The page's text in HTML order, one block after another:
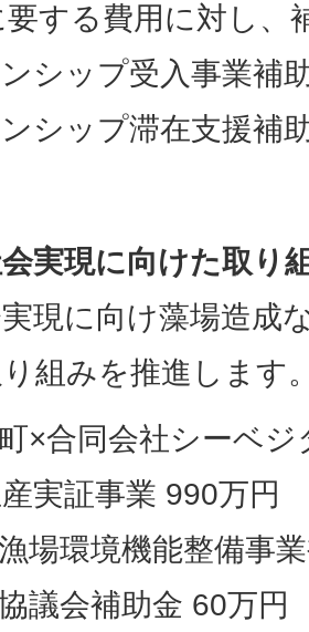
する費用に対し、
シップ受入事業補
シップ滞在支援補
会実現に向けた取り
現に向け藻場造成
組みを推進します
×合同会社シーベ
実証事業 990万円
場環境機能整備事
議会補助金 60万円